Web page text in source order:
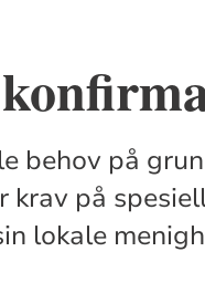
behov på
krav på
lokale